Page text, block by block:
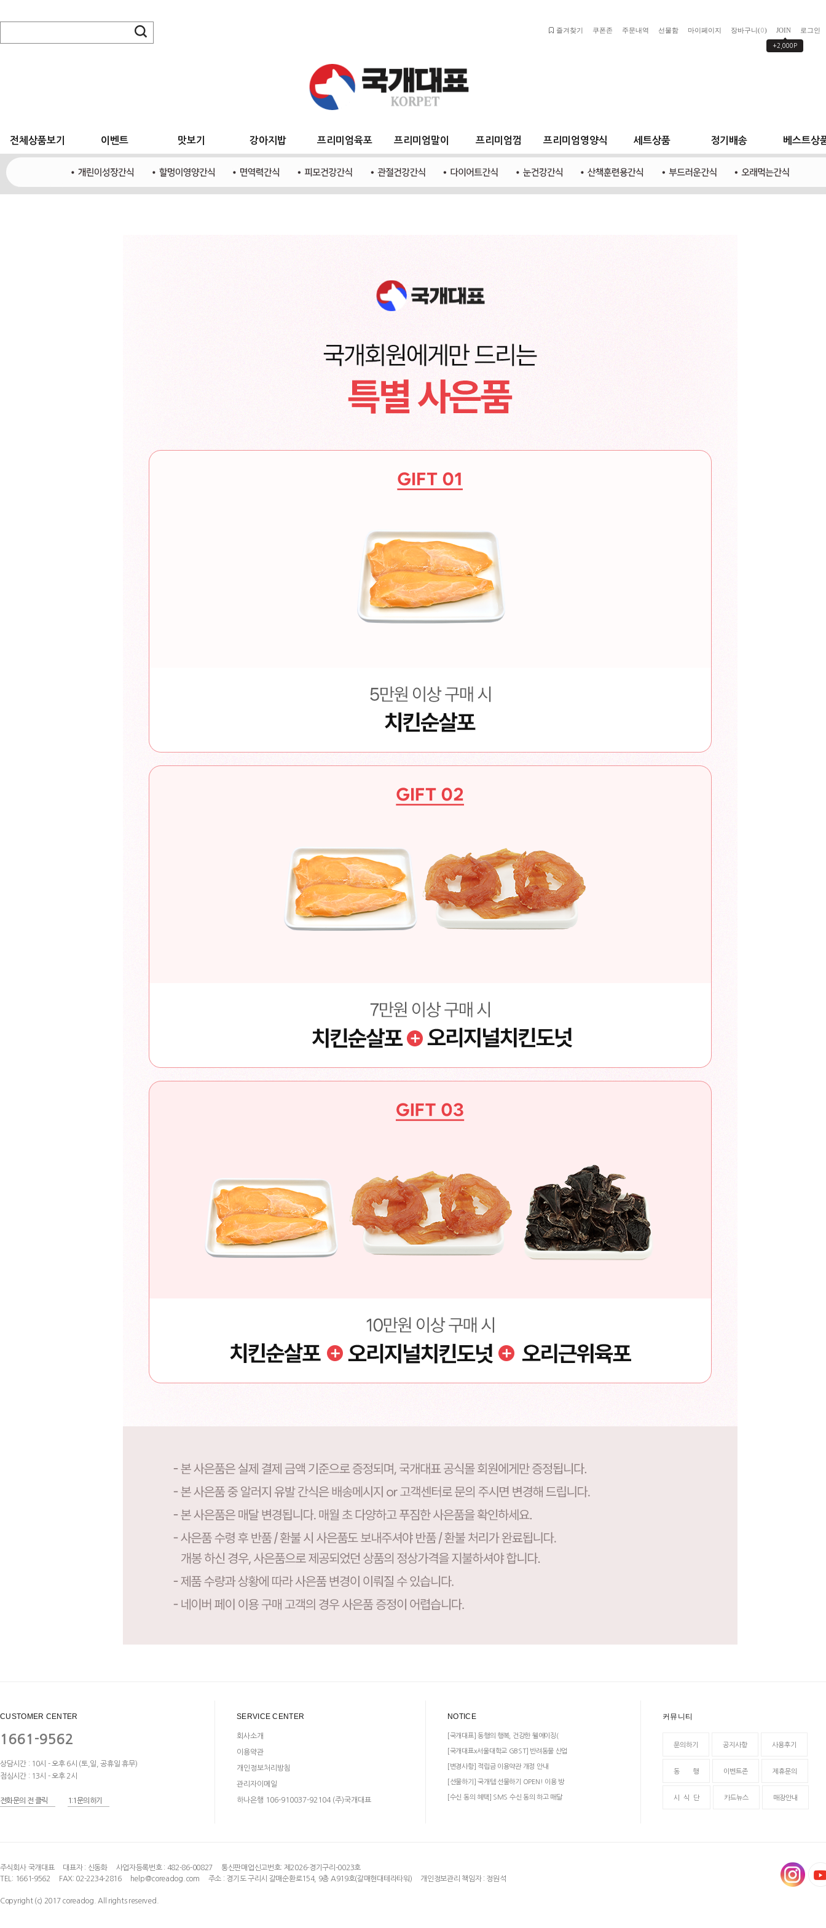
로그인
JOIN
+2,000P
장바구니(0)
마이페이지
선물함
주문내역
쿠폰존
즐겨찾기
전체상품보기 이벤트 맛보기 강아지밥 프리미엄육포 프리미엄말이 프리미엄껌 프리미엄영양식 세트상품 정기배송 베스트상
CUSTOMER CENTER
1661-9562
상담시간 : 10시 - 오후 6시 (토,일, 공휴일 휴무)
점심시간 : 13시 - 오후 2시
전화문의 전 클릭 1:1문의하기
SERVICE CENTER
회사소개
이용약관
개인정보처리방침
관리자이메일
하나은행 106-910037-92104 (주)국개대표
NOTICE
[국개대표] 동행의 행복, 건강한 웰에이징(
[국개대표x서울대학교 GBST] 반려동물 산업
[변경사항] 적립금 이용약관 개정 안내
[선물하기] 국개템 선물하기 OPEN! 이용 방
[수신 동의 혜택] SMS 수신 동의 하고 매달
커뮤니티
문의하기 공지사항 사용후기
동 행 이벤트존 제휴문의
시 식 단 카드뉴스 매장안내
주식회사 국개대표 대표자 : 신동화 사업자등록번호 : 482-86-00827
통신판매업신고번호: 제2026-경기구리-0023호
TEL: 1661-9562
FAX: 02-2234-2816 help@coreadog.com 주소 : 경기도 구리시 갈매순환로154, 9층 A919호(갈매현대테라타워) 개인정보관리 책임자 : 정원석
Copyright (c) 2017 coreadog. All rights reserved.